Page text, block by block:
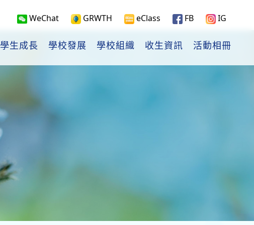
WeChat GRWTH eClass FB IG
學生成長 學校發展 學校組織 收生資訊 活動相冊